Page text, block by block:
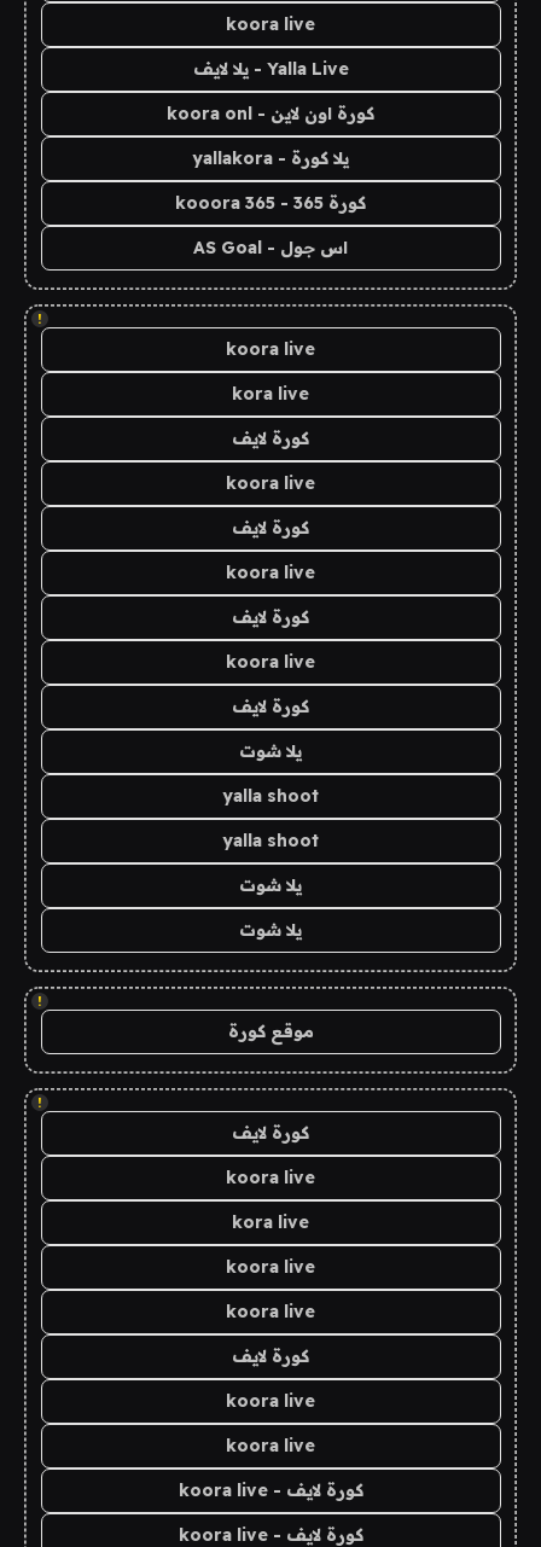
koora live
Yalla Live - يلا لايف
كورة اون لاين - koora onl
يلا كورة - yallakora
كورة 365 - kooora 365
اس جول - AS Goal
!
koora live
kora live
كورة لايف
koora live
كورة لايف
koora live
كورة لايف
koora live
كورة لايف
يلا شوت
yalla shoot
yalla shoot
يلا شوت
يلا شوت
!
موقع كورة
!
كورة لايف
koora live
kora live
koora live
koora live
كورة لايف
koora live
koora live
كورة لايف - koora live
كورة لايف - koora live